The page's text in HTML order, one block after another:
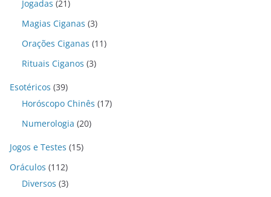
Jogadas (21)
Magias Ciganas (3)
Orações Ciganas (11)
Rituais Ciganos (3)
Esotéricos (39)
Horóscopo Chinês (17)
Numerologia (20)
Jogos e Testes (15)
Oráculos (112)
Diversos (3)